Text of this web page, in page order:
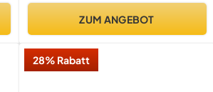
ZUM ANGEBOT
28% Rabatt